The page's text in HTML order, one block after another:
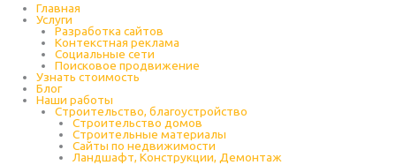
Главная
Услуги
Разработка сайтов
Контекстная реклама
Социальные сети
Поисковое продвижение
Узнать стоимость
Блог
Наши работы
Строительство, благоустройство
Строительство домов
Строительные материалы
Сайты по недвижимости
Ландшафт, Конструкции, Демонтаж